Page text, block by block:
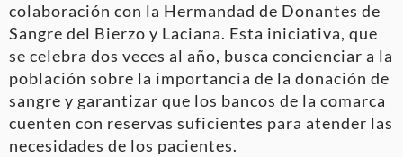
colaboración con la Hermandad de Donantes de
Sangre del Bierzo y Laciana. Esta iniciativa, que
se celebra dos veces al año, busca concienciar a la
población sobre la importancia de la donación de
sangre y garantizar que los bancos de la comarca
cuenten con reservas suficientes para atender las
necesidades de los pacientes.